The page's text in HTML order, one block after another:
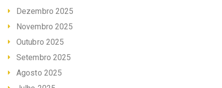
Dezembro 2025
Novembro 2025
Outubro 2025
Setembro 2025
Agosto 2025